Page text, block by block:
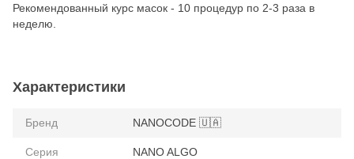
Рекомендованный курс масок - 10 процедур по 2-3 раза в
неделю.
Характеристики
Бренд NANOCODE 🇺🇦
Серия NANO ALGO